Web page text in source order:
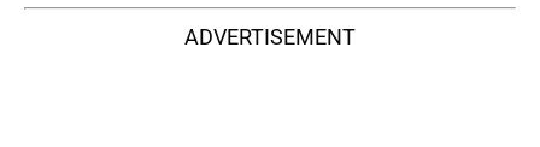
ADVERTISEMENT